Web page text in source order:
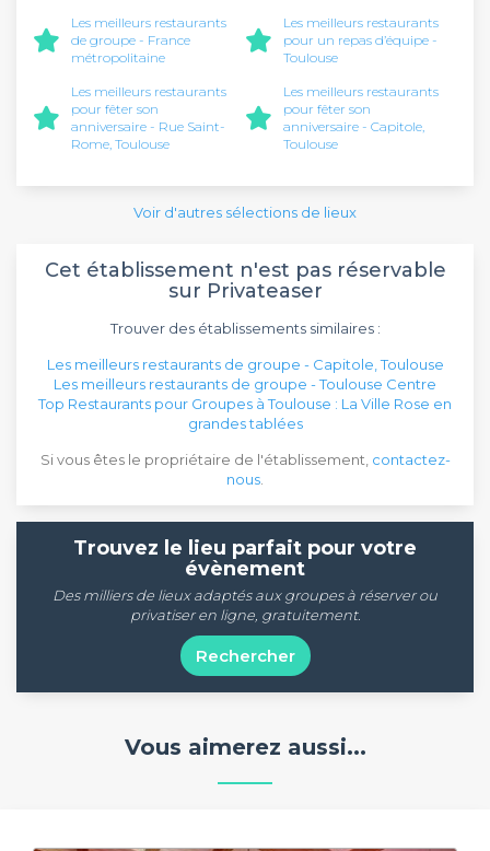
Les meilleurs restaurants
de groupe - France
métropolitaine
Les meilleurs restaurants
pour un repas d’équipe -
Toulouse
Les meilleurs restaurants
pour fêter son
anniversaire - Rue Saint-
Rome, Toulouse
Les meilleurs restaurants
pour fêter son
anniversaire - Capitole,
Toulouse
Voir d'autres sélections de lieux
Cet établissement n'est pas réservable
sur Privateaser
Trouver des établissements similaires :
Les meilleurs restaurants de groupe - Capitole, Toulouse
Les meilleurs restaurants de groupe - Toulouse Centre
Top Restaurants pour Groupes à Toulouse : La Ville Rose en
grandes tablées
Si vous êtes le propriétaire de l'établissement, contactez-
nous
Trouvez le lieu parfait pour votre
évènement
Des milliers de lieux adaptés aux groupes à réserver ou
privatiser en ligne, gratuitement.
Rechercher
Vous aimerez aussi...